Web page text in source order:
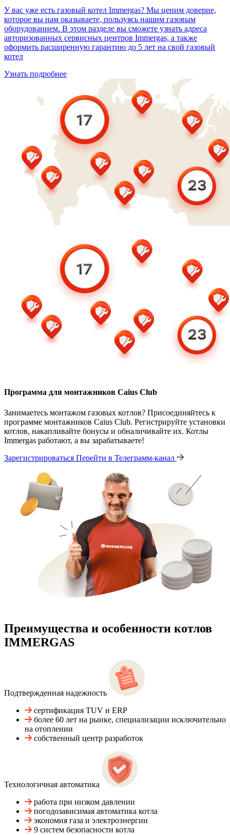
У вас уже есть газовый котел Immergas? Мы ценим доверие,
которое вы нам оказываете, пользуясь нашим газовым
оборудованием. В этом разделе вы сможете узнать адреса
авторизованных сервисных центров Immergas, а также
оформить расширенную гарантию до 5 лет на свой газовый
котел
Узнать подробнее
Программа для монтажников Caius Club
Занимаетесь монтажом газовых котлов? Присоединяйтесь к
программе монтажников Caius Club. Регистрируйте установки
котлов, накапливайте бонусы и обналичивайте их. Котлы
Immergas работают, а вы зарабатываете!
Зарегистрироваться Перейти в Телеграмм-канал
Преимущества и особенности котлов
IMMERGAS
Подтвержденная надежность
сертификация TUV и ERP
более 60 лет на рынке, специализации исключительно
на отоплении
собственный центр разработок
Технологичная автоматика
работа при низком давлении
погодозависимая автоматика котла
экономия газа и электроэнергии
9 систем безопасности котла